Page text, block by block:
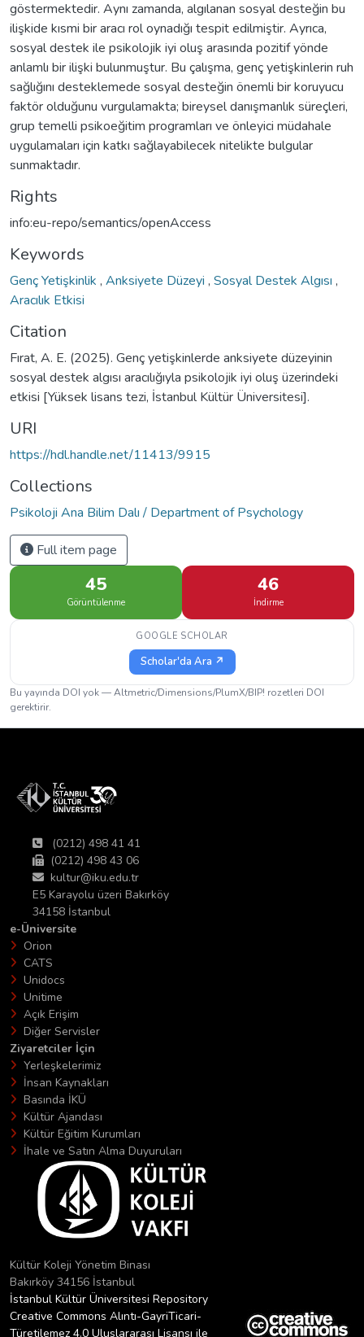
göstermektedir. Aynı zamanda, algılanan sosyal desteğin bu
ilişkide kısmi bir aracı rol oynadığı tespit edilmiştir. Ayrıca,
sosyal destek ile psikolojik iyi oluş arasında pozitif yönde
anlamlı bir ilişki bulunmuştur. Bu çalışma, genç yetişkinlerin ruh
sağlığını desteklemede sosyal desteğin önemli bir koruyucu
faktör olduğunu vurgulamakta; bireysel danışmanlık süreçleri,
grup temelli psikoeğitim programları ve önleyici müdahale
uygulamaları için katkı sağlayabilecek nitelikte bulgular
sunmaktadır.
Rights
info:eu-repo/semantics/openAccess
Keywords
Genç Yetişkinlik , Anksiyete Düzeyi , Sosyal Destek Algısı ,
Aracılık Etkisi
Citation
Fırat, A. E. (2025). Genç yetişkinlerde anksiyete düzeyinin
sosyal destek algısı aracılığıyla psikolojik iyi oluş üzerindeki
etkisi [Yüksek lisans tezi, İstanbul Kültür Üniversitesi].
URI
https://hdl.handle.net/11413/9915
Collections
Psikoloji Ana Bilim Dalı / Department of Psychology
Full item page
45
Görüntülenme
46
İndirme
GOOGLE SCHOLAR
Scholar'da Ara ↗
Bu yayında DOI yok — Altmetric/Dimensions/PlumX/BIP! rozetleri DOI
gerektirir.
(0212) 498 41 41
(0212) 498 43 06
kultur@iku.edu.tr
E5 Karayolu üzeri Bakırköy
34158 İstanbul
e-Üniversite
Orion
CATS
Unidocs
Unitime
Açık Erişim
Diğer Servisler
Ziyaretciler İçin
Yerleşkelerimiz
İnsan Kaynakları
Basında İKÜ
Kültür Ajandası
Kültür Eğitim Kurumları
İhale ve Satın Alma Duyuruları
Kültür Koleji Yönetim Binası
Bakırköy 34156 İstanbul
İstanbul Kültür Üniversitesi Repository
Creative Commons Alıntı-GayriTicari-
Türetilemez 4.0 Uluslararası Lisansı ile